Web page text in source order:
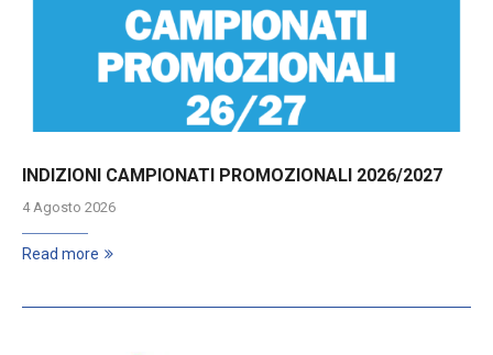
INDIZIONI CAMPIONATI PROMOZIONALI 2026/2027
4 Agosto 2026
Read more